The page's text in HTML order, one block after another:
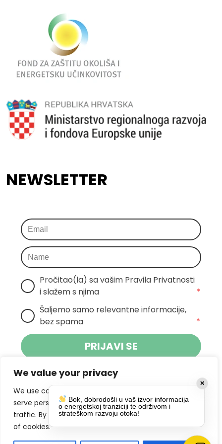
We value your privacy
We use cookies to enhance your browsing experience,
serve personalized ads or content, and analyze our
traffic. By clicking "Accept All", you consent to our use
of cookies.
NEWSLETTER
Pročitao(la) sa vašim Pravila Privatnosti
i slažem s njima
*
Šaljemo samo relevantne informacije,
bez spama
*
PRIJAVI SE
Klikom na gumb dajete suglasnost za
primanje novosti Pokreta Otoka te se
slažete spolitikom privatnosti.
DRUŠTVENE MREŽE
✕
Bok, dobrodošli u vaš izvor informacija
o energetskoj tranziciji te održivom i
strateškom razvoju otoka!